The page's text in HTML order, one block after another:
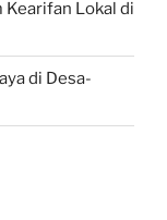
Kearifan Lokal di
di Desa-